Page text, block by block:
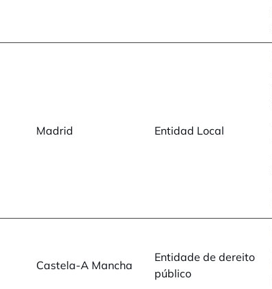
opens in a new tab
Madrid Entidad Local
opens in a new tab
Castela-A Mancha
Entidade de dereito
público